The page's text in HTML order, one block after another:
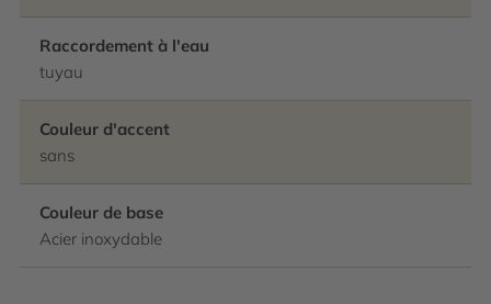
Raccordement à l'eau
tuyau
Couleur d'accent
sans
Couleur de base
Acier inoxydable